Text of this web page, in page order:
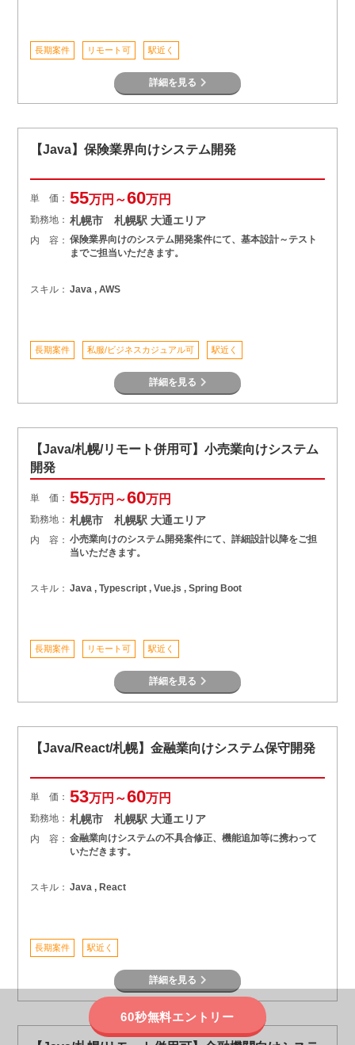
長期案件 リモート可 駅近く
詳細を見る
【Java】保険業界向けシステム開発
単 価： 55万円～60万円
勤務地： 札幌市 札幌駅 大通エリア
内 容： 保険業界向けのシステム開発案件にて、基本設計～テスト
までご担当いただきます。
スキル： Java , AWS
長期案件 私服/ビジネスカジュアル可 駅近く
詳細を見る
【Java/札幌/リモート併用可】小売業向けシステム
開発
単 価： 55万円～60万円
勤務地： 札幌市 札幌駅 大通エリア
内 容： 小売業向けのシステム開発案件にて、詳細設計以降をご担
当いただきます。
スキル： Java , Typescript , Vue.js , Spring Boot
長期案件 リモート可 駅近く
詳細を見る
【Java/React/札幌】金融業向けシステム保守開発
単 価： 53万円～60万円
勤務地： 札幌市 札幌駅 大通エリア
内 容： 金融業向けシステムの不具合修正、機能追加等に携わって
いただきます。
スキル： Java , React
長期案件 駅近く
詳細を見る
60秒無料エントリー